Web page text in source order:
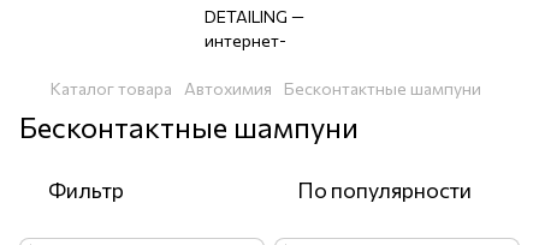
Каталог товара Автохимия Бесконтактные шампуни
Бесконтактные шампуни
Фильтр По популярности